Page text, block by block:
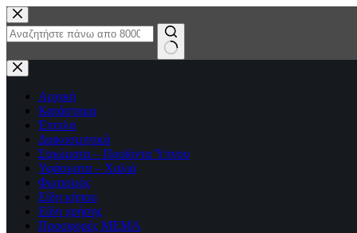
Μετάβαση
στο
περιεχόμενο
No
results
Αρχική
Κατάστημα
Έπιπλα
Διακοσμητικά
Στρώματα – Προϊόντα Ύπνου
Υφάσματα – Χαλιά
Φωτισμός
Είδη κήπου
Είδη χρήσης
Προσφορές ΜΕΜΑ